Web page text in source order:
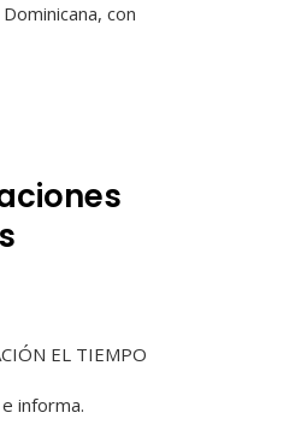
con
EL TIEMPO
informa.